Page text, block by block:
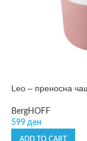
Leo – преносна
BergHOFF
599 ден
ADD TO CART